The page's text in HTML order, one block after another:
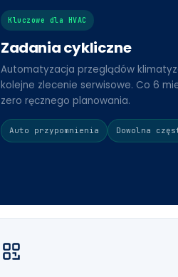
Kluczowe dla HVAC
Zadania cykliczne
Automatyzacja przeglądów
kolejne zlecenie serwisowe. Co 6
zero ręcznego planowania.
Auto przypomnienia Dowolna